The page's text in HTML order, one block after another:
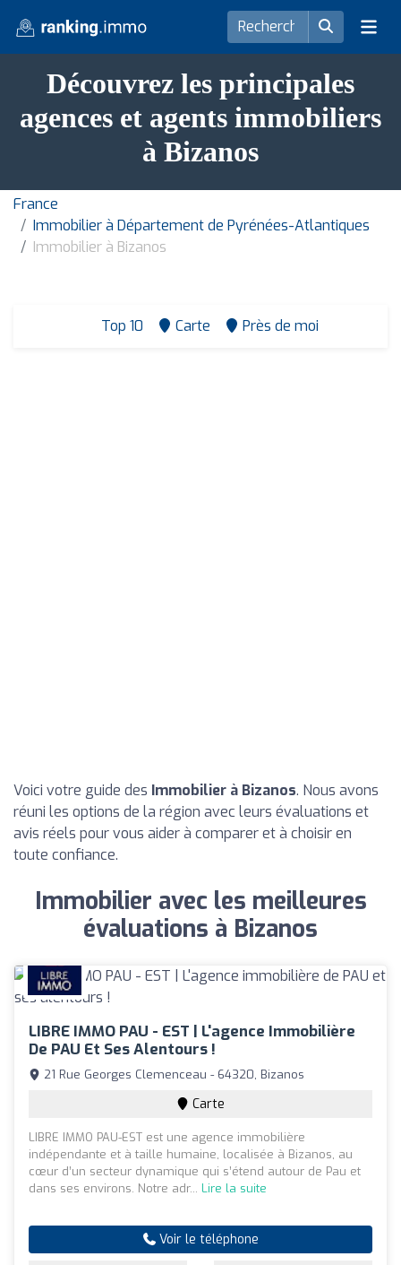
Découvrez les principales
agences et agents immobiliers
à Bizanos
France
Immobilier à Département de Pyrénées-Atlantiques
Immobilier à Bizanos
Top 10 Carte Près de moi
Voici votre guide des Immobilier à Bizanos. Nous avons
réuni les options de la région avec leurs évaluations et
avis réels pour vous aider à comparer et à choisir en
toute confiance.
Immobilier avec les meilleures
évaluations à Bizanos
LIBRE IMMO PAU - EST | L'agence Immobilière
De PAU Et Ses Alentours !
21 Rue Georges Clemenceau - 64320, Bizanos
Carte
LIBRE IMMO PAU-EST est une agence immobilière
indépendante et à taille humaine, localisée à Bizanos, au
cœur d’un secteur dynamique qui s’étend autour de Pau et
dans ses environs. Notre adr... Lire la suite
Voir le téléphone